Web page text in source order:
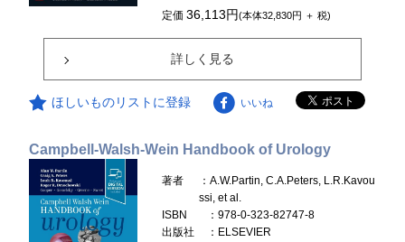
定価36,113円(本体32,830円 ＋ 税)
詳しく見る
ほしいものリストに登録 いいね
Campbell-Walsh-Wein Handbook of Urology
著者
：A.W.Partin, C.A.Peters, L.R.Kavou
ssi, et al.
ISBN
：978-0-323-82747-8
出版社
：ELSEVIER